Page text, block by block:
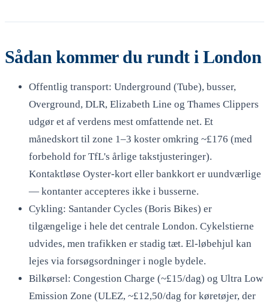
Sådan kommer du rundt i London
Offentlig transport: Underground (Tube), busser,
Overground, DLR, Elizabeth Line og Thames Clippers
udgør et af verdens mest omfattende net. Et
månedskort til zone 1–3 koster omkring ~£176 (med
forbehold for TfL's årlige takstjusteringer).
Kontaktløse Oyster-kort eller bankkort er uundværlige
— kontanter accepteres ikke i busserne.
Cykling: Santander Cycles (Boris Bikes) er
tilgængelige i hele det centrale London. Cykelstierne
udvides, men trafikken er stadig tæt. El-løbehjul kan
lejes via forsøgsordninger i nogle bydele.
Bilkørsel: Congestion Charge (~£15/dag) og Ultra Low
Emission Zone (ULEZ, ~£12,50/dag for køretøjer, der